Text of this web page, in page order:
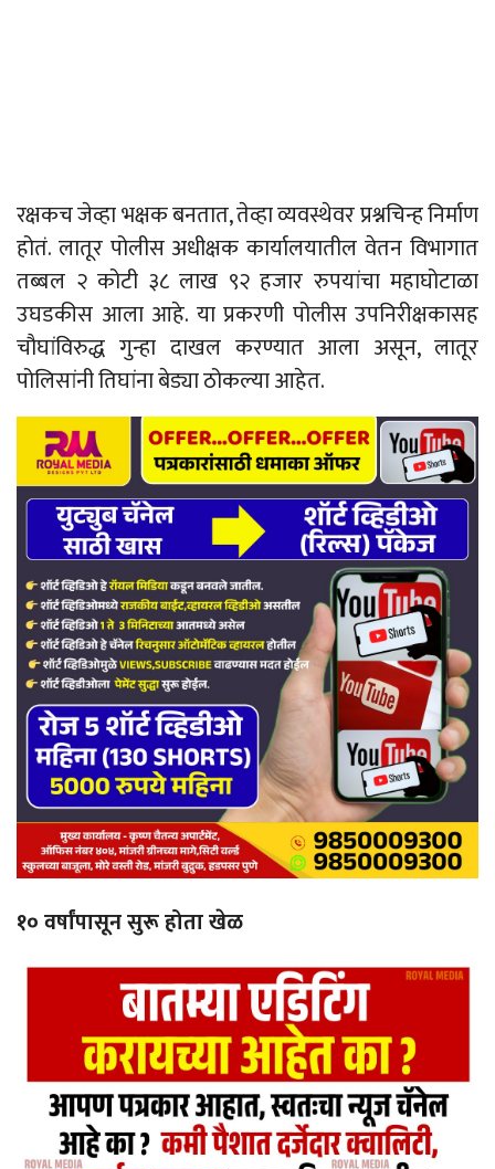
रक्षकच जेव्हा भक्षक बनतात, तेव्हा व्यवस्थेवर प्रश्नचिन्ह निर्माण
होतं. लातूर पोलीस अधीक्षक कार्यालयातील वेतन विभागात
तब्बल २ कोटी ३८ लाख ९२ हजार रुपयांचा महाघोटाळा
उघडकीस आला आहे. या प्रकरणी पोलीस उपनिरीक्षकासह
चौघांविरुद्ध गुन्हा दाखल करण्यात आला असून, लातूर
पोलिसांनी तिघांना बेड्या ठोकल्या आहेत.
१० वर्षांपासून सुरू होता खेळ